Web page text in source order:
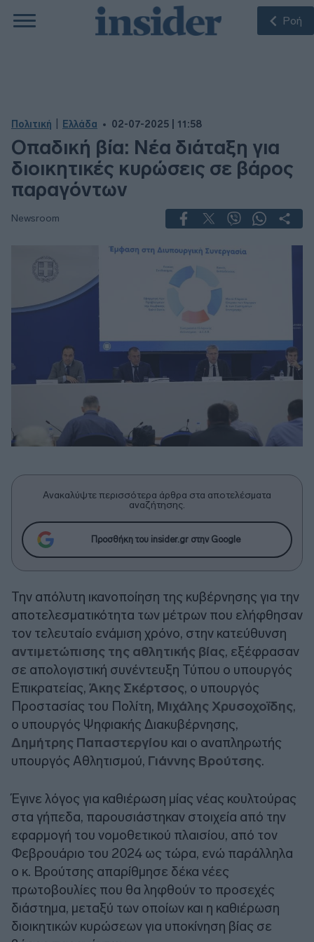
Ροή
Πολιτική Ελλάδα 02-07-2025 | 11:58
Οπαδική βία: Νέα διάταξη για
διοικητικές κυρώσεις σε βάρος
παραγόντων
Newsroom
Ανακαλύψτε περισσότερα άρθρα στα αποτελέσματα
αναζήτησης.
Προσθήκη του insider.gr στην Google
Την απόλυτη ικανοποίηση της κυβέρνησης για την
αποτελεσματικότητα των μέτρων που ελήφθησαν
τον τελευταίο ενάμιση χρόνο, στην κατεύθυνση
αντιμετώπισης της αθλητικής βίας, εξέφρασαν
σε απολογιστική συνέντευξη Τύπου ο υπουργός
Επικρατείας, Άκης Σκέρτσος, ο υπουργός
Προστασίας του Πολίτη, Μιχάλης Χρυσοχοϊδης,
ο υπουργός Ψηφιακής Διακυβέρνησης,
Δημήτρης Παπαστεργίου και ο αναπληρωτής
υπουργός Αθλητισμού, Γιάννης Βρούτσης.
Έγινε λόγος για καθιέρωση μίας νέας κουλτούρας
στα γήπεδα, παρουσιάστηκαν στοιχεία από την
εφαρμογή του νομοθετικού πλαισίου, από τον
Φεβρουάριο του 2024 ως τώρα, ενώ παράλληλα
ο κ. Βρούτσης απαρίθμησε δέκα νέες
πρωτοβουλίες που θα ληφθούν το προσεχές
διάστημα, μεταξύ των οποίων και η καθιέρωση
διοικητικών κυρώσεων για υποκίνηση βίας σε